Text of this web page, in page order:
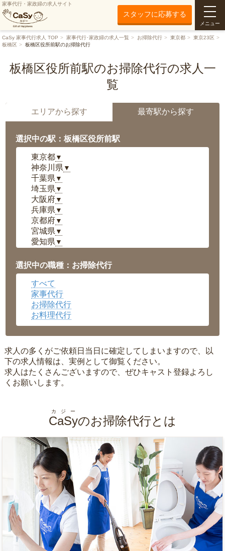
家事代行・家政婦の求人サイト
スタッフに応募する
メニュー
CaSy 家事代行求人 TOP 家事代行･家政婦の求人一覧 お掃除代行 東京都
東京23区
板橋区
板橋区役所前駅のお掃除代行
板橋区役所前駅のお掃除代行の求人一
覧
エリアから探す 最寄駅から探す
選択中の駅：板橋区役所前駅
東京都▼
神奈川県 ▼
千葉県 ▼
埼玉県 ▼
大阪府▼
兵庫県 ▼
京都府▼
宮城県 ▼
愛知県 ▼
岡山県▼
広島県▼
沖縄県
選択中の職種：お掃除代行
すべて
家事代行
お掃除代行
お料理代行
求人の多くがご依頼日当日に確定してしまいますので、以
下の求人情報は、実例として御覧ください。
求人はたくさんございますので、ぜひキャスト登録よろし
くお願いします。
CaSy
カジー
のお掃除代行とは